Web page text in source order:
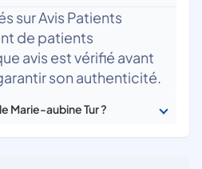
sur Avis Patients
de patients
avis est vérifié avant
son authenticité.
Marie-aubine Tur ?